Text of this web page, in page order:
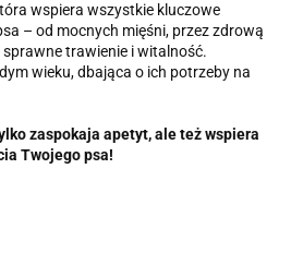
wspiera wszystkie kluczowe
– od mocnych mięśni, przez zdrową
sprawne trawienie i witalność.
wieku, dbająca o ich potrzeby na
zaspokaja apetyt, ale też wspiera
Twojego psa!